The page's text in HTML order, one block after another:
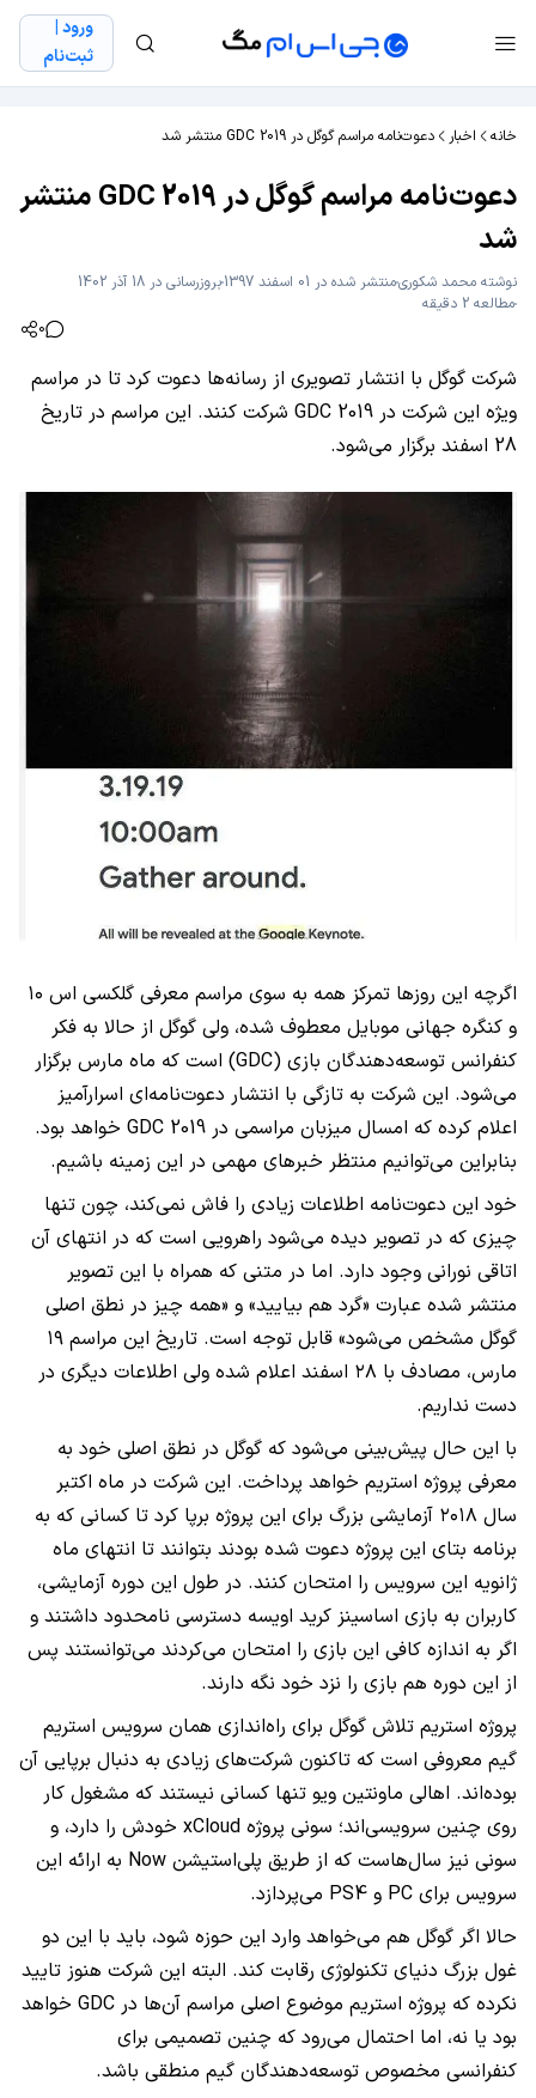
ورود |
ثبت‌نام
خانه اخبار دعوت‌نامه مراسم گوگل در GDC 2019 منتشر شد
دعوت‌نامه مراسم گوگل در GDC 2019 منتشر
شد
نوشته محمد شکوریمنتشر شده در 01 اسفند 1397
بروزرسانی در 18 آذر 1402
مطالعه 2 دقیقه
0
شرکت گوگل با انتشار تصویری از رسانه‌ها دعوت کرد تا در مراسم
ویژه این شرکت در GDC 2019 شرکت کنند. این مراسم در تاریخ
28 اسفند برگزار می‌شود.
اگرچه این روزها تمرکز همه به سوی مراسم معرفی گلکسی اس ۱۰
و کنگره جهانی موبایل معطوف شده، ولی گوگل از حالا به فکر
کنفرانس توسعه‌دهندگان بازی (GDC) است که ماه مارس برگزار
می‌شود. این شرکت به تازگی با انتشار دعوت‌نامه‌ای اسرارآمیز
اعلام کرده که امسال میزبان مراسمی در GDC 2019 خواهد بود.
بنابراین می‌توانیم منتظر خبرهای مهمی در این زمینه باشیم.
خود این دعوت‌نامه اطلاعات زیادی را فاش نمی‌کند، چون تنها
چیزی که در تصویر دیده می‌شود راهرویی است که در انتهای آن
اتاقی نورانی وجود دارد. اما در متنی که همراه با این تصویر
منتشر شده عبارت «گرد هم بیایید» و «همه چیز در نطق اصلی
گوگل مشخص می‌شود» قابل توجه است. تاریخ این مراسم ۱۹
مارس، مصادف با ۲۸ اسفند اعلام شده ولی اطلاعات دیگری در
دست نداریم.
با این حال پیش‌بینی می‌شود که گوگل در نطق اصلی خود به
معرفی پروژه استریم خواهد پرداخت. این شرکت در ماه اکتبر
سال ۲۰۱۸ آزمایشی بزرگ برای این پروژه برپا کرد تا کسانی که به
برنامه بتای این پروژه دعوت شده بودند بتوانند تا انتهای ماه
ژانویه این سرویس را امتحان کنند. در طول این دوره آزمایشی،
کاربران به بازی اساسینز کرید اویسه دسترسی نامحدود داشتند و
اگر به اندازه کافی این بازی را امتحان می‌کردند می‌توانستند پس
از این دوره هم بازی را نزد خود نگه دارند.
پروژه استریم تلاش گوگل برای راه‌اندازی همان سرویس استریم
گیم معروفی است که تاکنون شرکت‌های زیادی به دنبال برپایی آن
بوده‌اند. اهالی ماونتین ویو تنها کسانی نیستند که مشغول کار
روی چنین سرویسی‌اند؛ سونی پروژه xCloud خودش را دارد، و
سونی نیز سال‌هاست که از طریق پلی‌استیشن Now به ارائه این
سرویس برای PC و PS4 می‌پردازد.
حالا اگر گوگل هم می‌خواهد وارد این حوزه شود، باید با این دو
غول بزرگ دنیای تکنولوژی رقابت کند. البته این شرکت هنوز تایید
نکرده که پروژه استریم موضوع اصلی مراسم آن‌ها در GDC خواهد
بود یا نه، اما احتمال می‌رود که چنین تصمیمی برای
کنفرانسی مخصوص توسعه‌دهندگان گیم منطقی باشد.